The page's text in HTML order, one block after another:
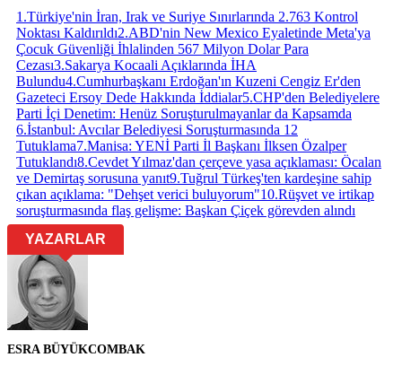
1 .Türkiye'nin İran, Irak ve Suriye Sınırlarında 2.763 Kontrol
Noktası Kaldırıldı2.ABD'nin New Mexico Eyaletinde Meta'ya
Çocuk Güvenliği İhlalinden 567 Milyon Dolar Para
Cezası3.Sakarya Kocaali Açıklarında İHA
Bulundu4.Cumhurbaşkanı Erdoğan'ın Kuzeni Cengiz Er'den
Gazeteci Ersoy Dede Hakkında İddialar5.CHP'den Belediyelere
Parti İçi Denetim: Henüz Soruşturulmayanlar da Kapsamda
6.İstanbul: Avcılar Belediyesi Soruşturmasında 12
Tutuklama7.Manisa: YENİ Parti İl Başkanı İlksen Özalper
Tutuklandı8.Cevdet Yılmaz'dan çerçeve yasa açıklaması: Öcalan
ve Demirtaş sorusuna yanıt9.Tuğrul Türkeş'ten kardeşine sahip
çıkan açıklama: "Dehşet verici buluyorum"10.Rüşvet ve irtikap
soruşturmasında flaş gelişme: Başkan Çiçek görevden alındı
YAZARLAR
ESRA BÜYÜKCOMBAK